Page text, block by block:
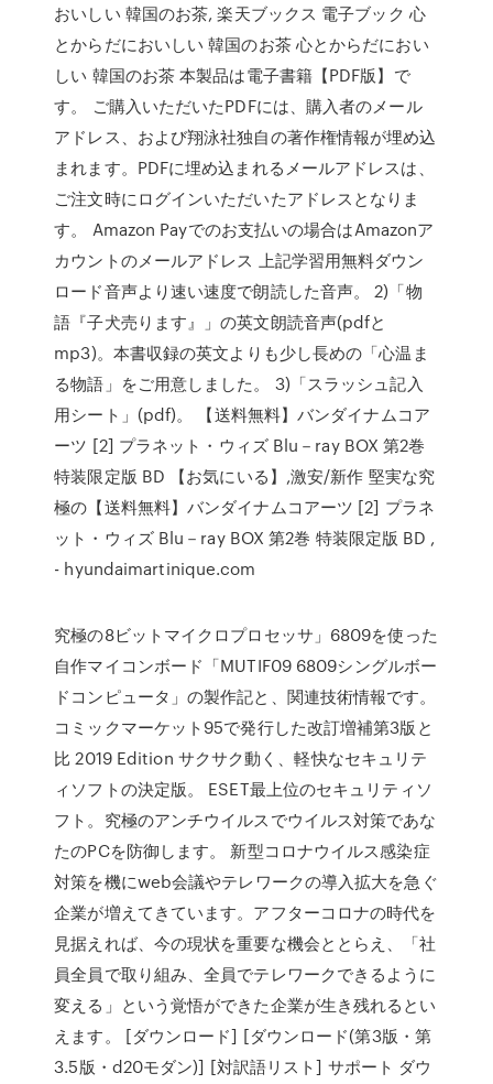
おいしい 韓国のお茶, 楽天ブックス 電子ブック 心
とからだにおいしい 韓国のお茶 心とからだにおい
しい 韓国のお茶 本製品は電子書籍【PDF版】で
す。 ご購入いただいたPDFには、購入者のメール
アドレス、および翔泳社独自の著作権情報が埋め込
まれます。PDFに埋め込まれるメールアドレスは、
ご注文時にログインいただいたアドレスとなりま
す。 Amazon Payでのお支払いの場合はAmazonア
カウントのメールアドレス 上記学習用無料ダウン
ロード音声より速い速度で朗読した音声。 2)「物
語『子犬売ります』」の英文朗読音声(pdfと
mp3)。本書収録の英文よりも少し長めの「心温ま
る物語」をご用意しました。 3)「スラッシュ記入
用シート」(pdf)。 【送料無料】バンダイナムコア
ーツ [2] プラネット・ウィズ Blu－ray BOX 第2巻
特装限定版 BD 【お気にいる】,激安/新作 堅実な究
極の【送料無料】バンダイナムコアーツ [2] プラネ
ット・ウィズ Blu－ray BOX 第2巻 特装限定版 BD ,
- hyundaimartinique.com
究極の8ビットマイクロプロセッサ」6809を使った
自作マイコンボード「MUTIF09 6809シングルボー
ドコンピュータ」の製作記と、関連技術情報です。
コミックマーケット95で発行した改訂増補第3版と
比 2019 Edition サクサク動く、軽快なセキュリテ
ィソフトの決定版。 ESET最上位のセキュリティソ
フト。究極のアンチウイルスでウイルス対策であな
たのPCを防御します。 新型コロナウイルス感染症
対策を機にweb会議やテレワークの導入拡大を急ぐ
企業が増えてきています。アフターコロナの時代を
見据えれば、今の現状を重要な機会ととらえ、「社
員全員で取り組み、全員でテレワークできるように
変える」という覚悟ができた企業が生き残れるとい
えます。 [ダウンロード] [ダウンロード(第3版・第
3.5版・d20モダン)] [対訳語リスト] サポート ダウ